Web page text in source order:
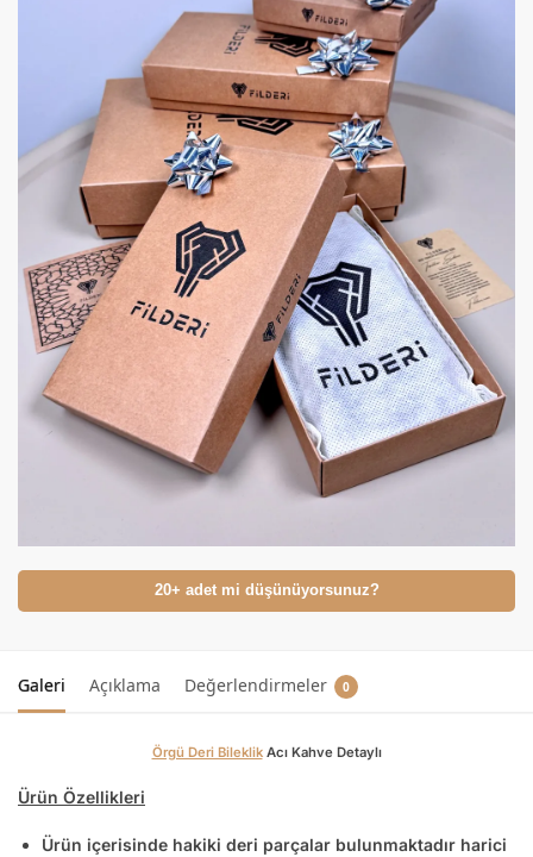
20+ adet mi düşünüyorsunuz?
Galeri Açıklama Değerlendirmeler 0
Örgü Deri BileklikAcı Kahve Detaylı
Ürün Özellikleri
Ürün içerisinde hakiki deri parçalar bulunmaktadır harici